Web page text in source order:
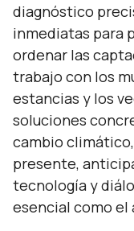
diagnóstico
inmediatas para
ordenar las
trabajo con los
estancias y los
soluciones
cambio
presente,
tecnología y
esencial como el